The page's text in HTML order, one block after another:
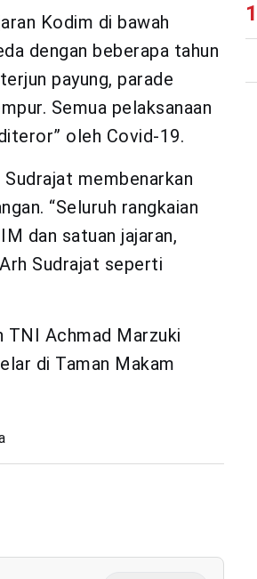
Kodim di bawah
dengan beberapa tahun
payung, parade
Semua pelaksanaan
oleh Covid-19.
membenarkan
“Seluruh rangkaian
dan satuan jajaran,
Sudrajat seperti
TNI Achmad Marzuki
di Taman Makam